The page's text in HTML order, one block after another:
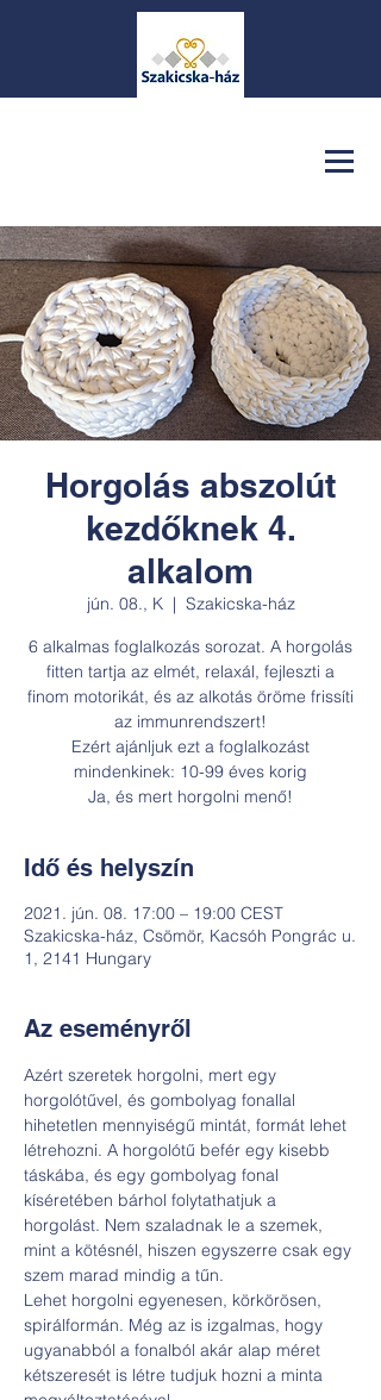
Horgolás abszolút
kezdőknek 4.
alkalom
jún. 08., K
  |
Szakicska-ház
6 alkalmas foglalkozás sorozat. A horgolás
fitten tartja az elmét, relaxál, fejleszti a
finom motorikát, és az alkotás öröme frissíti
az immunrendszert!
Ezért ajánljuk ezt a foglalkozást
mindenkinek: 10-99 éves korig
Ja, és mert horgolni menő!
Idő és helyszín
2021. jún. 08. 17:00 – 19:00 CEST
Szakicska-ház, Csömör, Kacsóh Pongrác u.
1, 2141 Hungary
Az eseményről
Azért szeretek horgolni, mert egy
horgolótűvel, és gombolyag fonallal
hihetetlen mennyiségű mintát, formát lehet
létrehozni. A horgolótű befér egy kisebb
táskába, és egy gombolyag fonal
kíséretében bárhol folytathatjuk a
horgolást. Nem szaladnak le a szemek,
mint a kötésnél, hiszen egyszerre csak egy
szem marad mindig a tűn.
Lehet horgolni egyenesen, körkörösen,
spirálformán. Még az is izgalmas, hogy
ugyanabból a fonalból akár alap méret
kétszeresét is létre tudjuk hozni a minta